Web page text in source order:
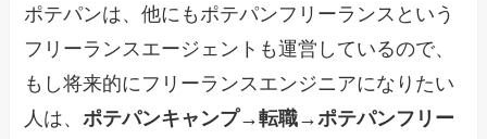
ポテパンは、他にもポテパンフリーランスという
フリーランスエージェントも運営しているので、
もし将来的にフリーランスエンジニアになりたい
人は、ポテパンキャンプ→転職→ポテパンフリー